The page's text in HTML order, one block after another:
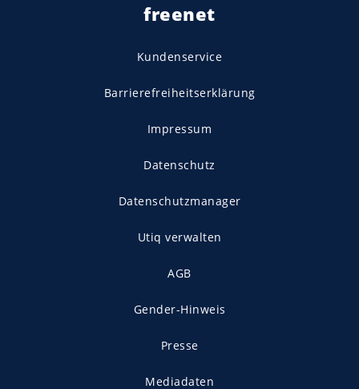
freenet
Kundenservice
Barrierefreiheitserklärung
Impressum
Datenschutz
Datenschutzmanager
Utiq verwalten
AGB
Gender-Hinweis
Presse
Mediadaten